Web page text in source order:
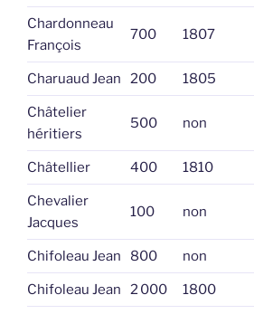
Chardonneau
François
700 1807
Charuaud Jean 200 1805
Châtelier
héritiers
500 non
Châtellier 400 1810
Chevalier
Jacques
100 non
Chifoleau Jean 800 non
Chifoleau Jean 2 000 1800